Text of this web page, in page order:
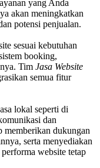
yang Anda
akan meningkatkan
potensi penjualan.
sesuai kebutuhan
booking,
Tim Jasa Website
semua fitur
lokal seperti di
dan
memberikan dukungan
serta menyediakan
website tetap